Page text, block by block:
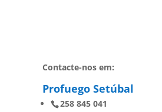
Contacte-nos em:
Profuego Setúbal
258 845 041